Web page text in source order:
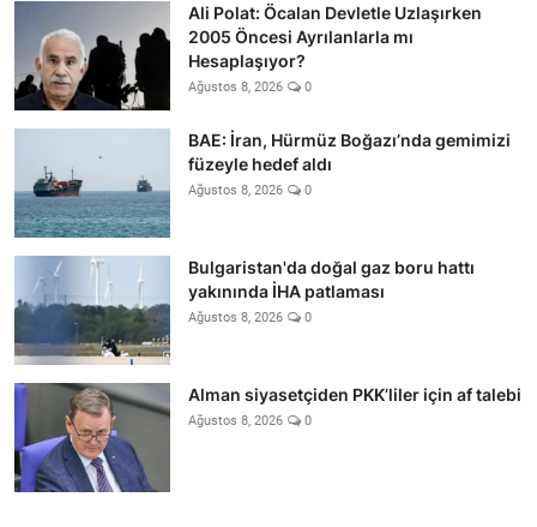
Ali Polat: Öcalan Devletle Uzlaşırken
2005 Öncesi Ayrılanlarla mı
Hesaplaşıyor?
Ağustos 8, 2026 0
BAE: İran, Hürmüz Boğazı’nda gemimizi
füzeyle hedef aldı
Ağustos 8, 2026 0
Bulgaristan'da doğal gaz boru hattı
yakınında İHA patlaması
Ağustos 8, 2026 0
Alman siyasetçiden PKK’liler için af talebi
Ağustos 8, 2026 0